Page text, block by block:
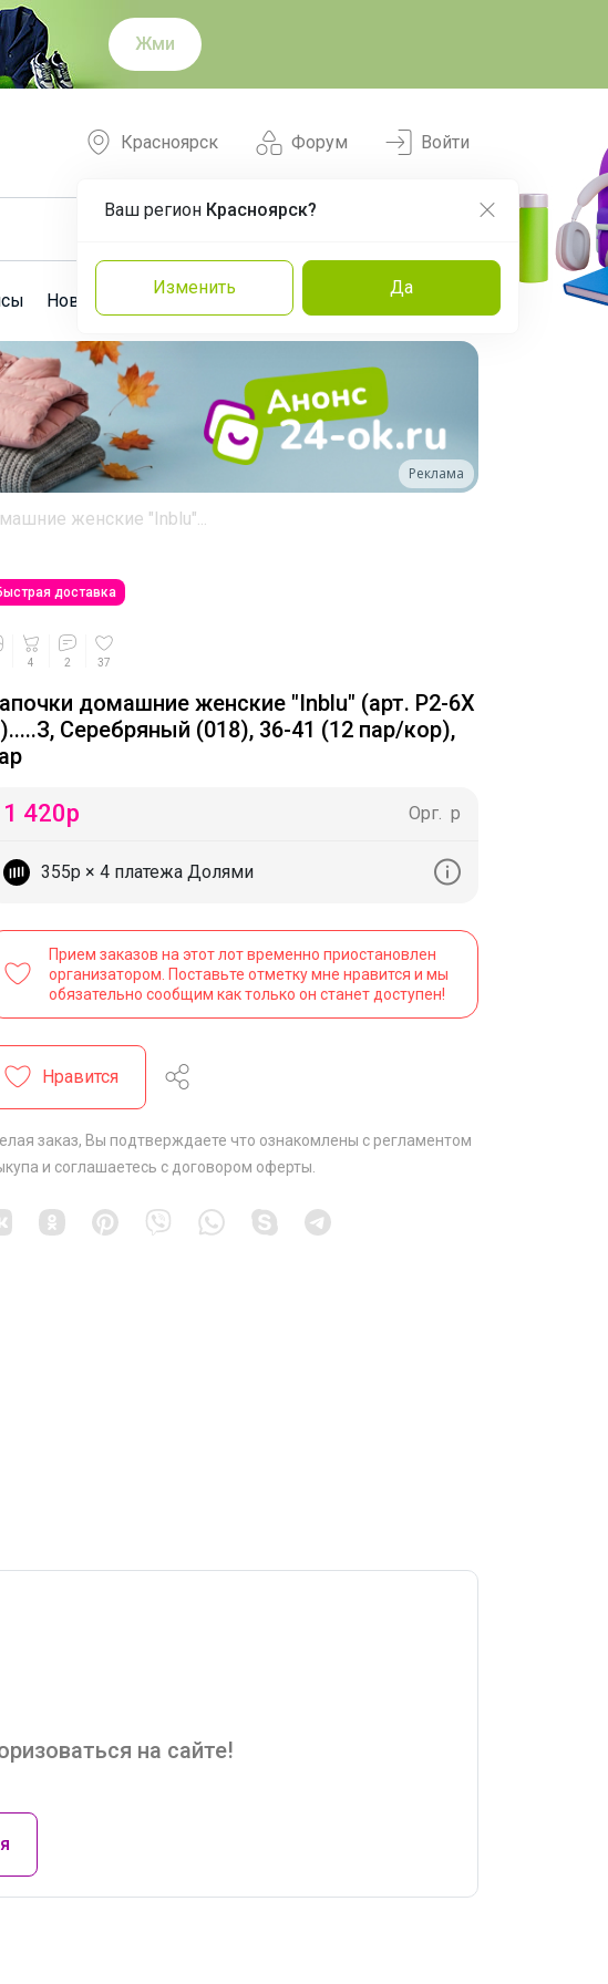
Жми
Форум
Красноярск
Ваш регион Красноярск?
Изменить Да
Войти
Новости Команда Эксперты
Реклама
женские "Inblu"...
доставка
4 2 37
домашние женские "Inblu" (арт. P2-6X
Серебряный (018), 36-41 (12 пар/кор),
1 420р Орг. р
355р × 4 платежа Долями
Прием заказов на этот лот временно приостановлен
организатором. Поставьте отметку мне нравится и мы
обязательно сообщим как только он станет доступен!
Нравится
заказ, Вы подтверждаете что ознакомлены с регламентом
и соглашаетесь с договором оферты
на сайте!